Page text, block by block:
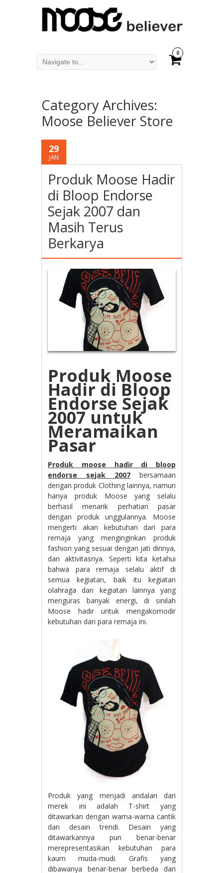
0
Category Archives:
Moose Believer Store
29
JAN
Produk Moose Hadir
di Bloop Endorse
Sejak 2007 dan
Masih Terus
Berkarya
Produk Moose
Hadir di Bloop
Endorse Sejak
2007 untuk
Meramaikan
Pasar
Produk moose hadir di bloop
endorse sejak 2007bersamaan
dengan produk Clothing lainnya, namun
hanya produk Moose yang selalu
berhasil menarik perhatian pasar
dengan produk unggulannya. Moose
mengerti akan kebutuhan dari para
remaja yang menginginkan produk
fashion yang sesuai dengan jati dirinya,
dan aktivitasnya. Seperti kita ketahui
bahwa para remaja selalu aktif di
semua kegiatan, baik itu kegiatan
olahraga dan kegiatan lainnya yang
menguras banyak energi, di sinilah
Moose hadir untuk mengakomodir
kebutuhan dari para remaja ini.
Produk yang menjadi andalan dari
merek ini adalah T-shirt yang
ditawarkan dengan warna-warna cantik
dan desain trendi. Desain yang
ditawarkannya pun benar-benar
merepresentasikan kebutuhan para
kaum muda-mudi. Grafis yang
dibawanya benar-benar berbeda dari